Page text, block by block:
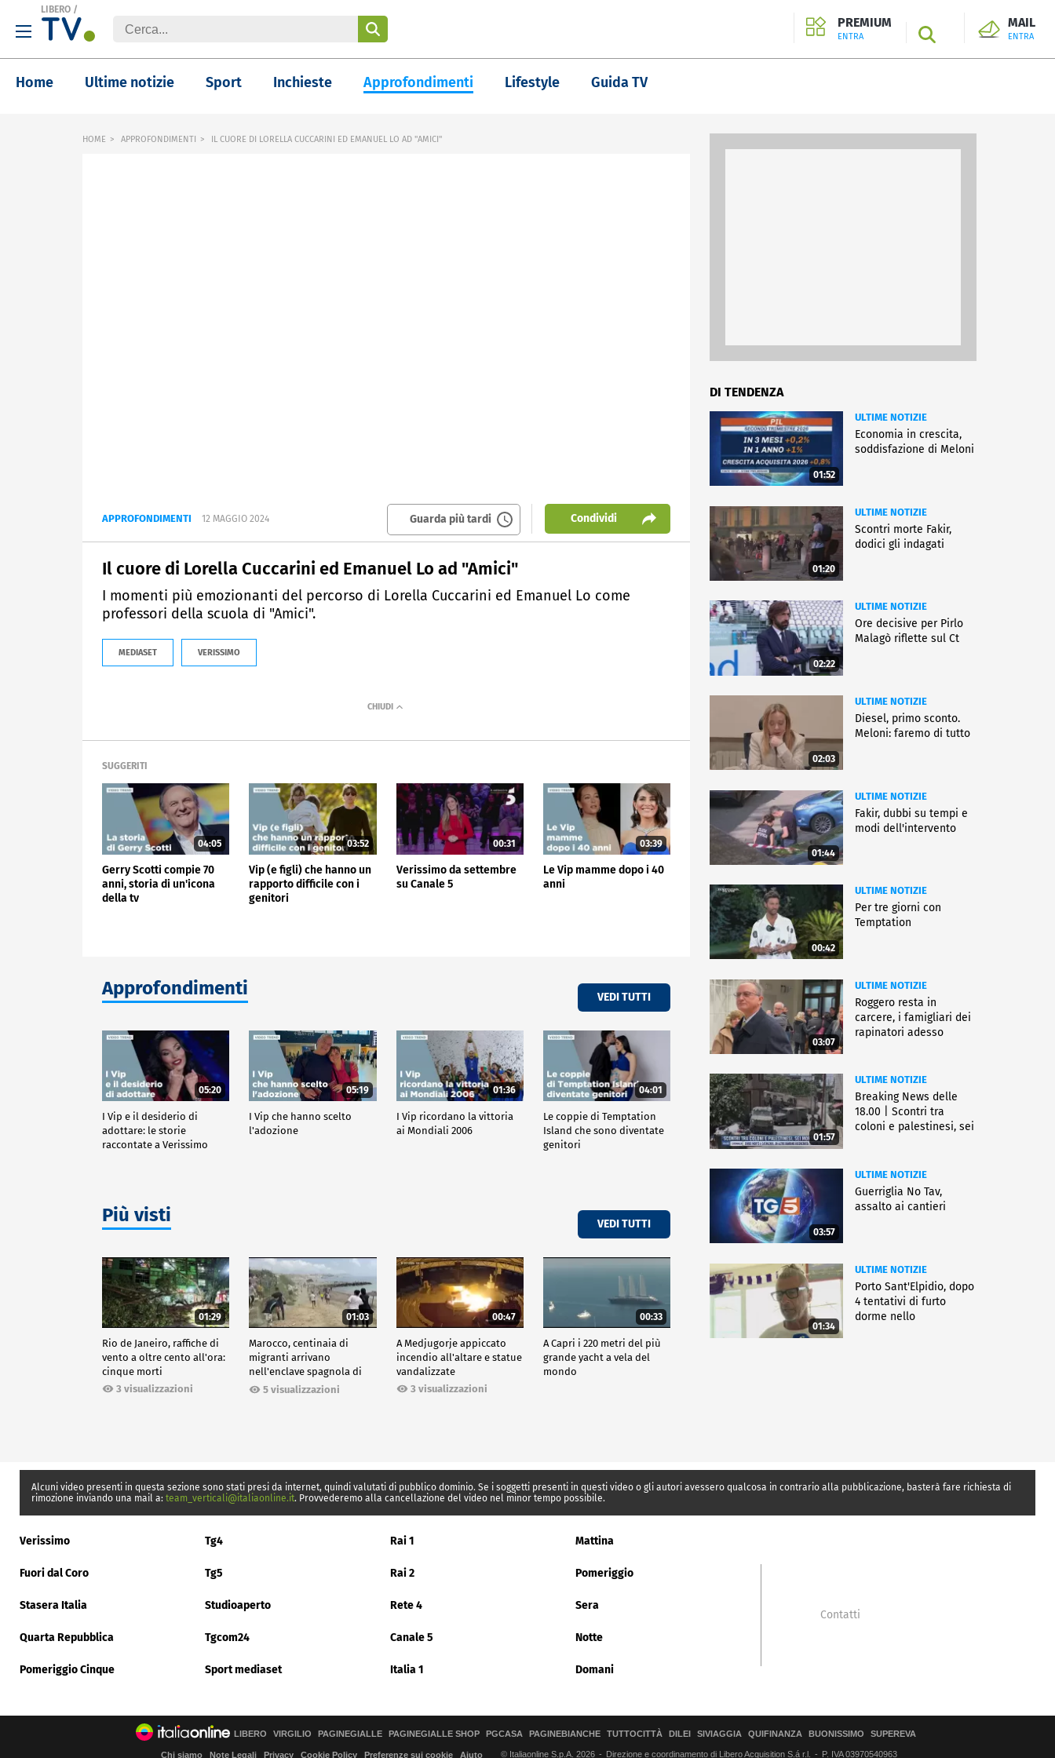
LIBERO /
PREMIUM
ENTRA SEARCH
MAIL
ENTRA
Home Ultime notizie Sport Inchieste Approfondimenti Lifestyle Guida TV
HOME APPROFONDIMENTI IL CUORE DI LORELLA CUCCARINI ED EMANUEL LO AD "AMICI"
APPROFONDIMENTI 12 MAGGIO 2024 Guarda più tardi Condividi
Il cuore di Lorella Cuccarini ed Emanuel Lo ad "Amici"
I momenti più emozionanti del percorso di Lorella Cuccarini ed Emanuel Lo come
professori della scuola di "Amici".
MEDIASET VERISSIMO
SUGGERITI
04:05
Gerry Scotti compie 70
anni, storia di un'icona
della tv
03:52
Vip (e figli) che hanno un
rapporto difficile con i
genitori
00:31
Verissimo da settembre
su Canale 5
03:39
Le Vip mamme dopo i 40
anni
Approfondimenti VEDI TUTTI
05:20
I Vip e il desiderio di
adottare: le storie
raccontate a Verissimo
05:19
I Vip che hanno scelto
l'adozione
01:36
I Vip ricordano la vittoria
ai Mondiali 2006
04:01
Le coppie di Temptation
Island che sono diventate
genitori
Più visti VEDI TUTTI
01:29
Rio de Janeiro, raffiche di
vento a oltre cento all'ora:
cinque morti
3 visualizzazioni
01:03
Marocco, centinaia di
migranti arrivano
nell'enclave spagnola di
Ceuta5 visualizzazioni
00:47
A Medjugorje appiccato
incendio all'altare e statue
vandalizzate
3 visualizzazioni
00:33
A Capri i 220 metri del più
grande yacht a vela del
mondo
DI TENDENZA
01:52
ULTIME NOTIZIE
Economia in crescita,
soddisfazione di Meloni
01:20
ULTIME NOTIZIE
Scontri morte Fakir,
dodici gli indagati
02:22
ULTIME NOTIZIE
Ore decisive per Pirlo
Malagò riflette sul Ct
02:03
ULTIME NOTIZIE
Diesel, primo sconto.
Meloni: faremo di tutto
01:44
ULTIME NOTIZIE
Fakir, dubbi su tempi e
modi dell'intervento
00:42
ULTIME NOTIZIE
Per tre giorni con
Temptation
03:07
ULTIME NOTIZIE
Roggero resta in
carcere, i famigliari dei
rapinatori adesso
01:57
ULTIME NOTIZIE
Breaking News delle
18.00 | Scontri tra
coloni e palestinesi, sei
03:57
ULTIME NOTIZIE
Guerriglia No Tav,
assalto ai cantieri
01:34
ULTIME NOTIZIE
Porto Sant'Elpidio, dopo
4 tentativi di furto
dorme nello
Alcuni video presenti in questa sezione sono stati presi da internet, quindi valutati di pubblico dominio. Se i soggetti presenti in questi video o gli autori avessero qualcosa in contrario alla pubblicazione, basterà fare richiesta di
rimozione inviando una mail a: team_verticali@italiaonline.it. Provvederemo alla cancellazione del video nel minor tempo possibile.
Verissimo Tg4 Rai 1 Mattina
Fuori dal Coro Tg5 Rai 2 Pomeriggio
Stasera Italia Studioaperto Rete 4 Sera
Quarta Repubblica Tgcom24 Canale 5 Notte
Pomeriggio Cinque Sport mediaset Italia 1 Domani
Contatti
LIBERO VIRGILIO PAGINEGIALLE PAGINEGIALLE SHOP PGCASA PAGINEBIANCHE TUTTOCITTÀ DILEI SIVIAGGIA QUIFINANZA BUONISSIMO SUPEREVA
Chi siamo Note Legali Privacy Cookie Policy Preferenze sui cookie Aiuto © Italiaonline S.p.A. 2026 Direzione e coordinamento di Libero Acquisition S.á r.l. P. IVA 03970540963